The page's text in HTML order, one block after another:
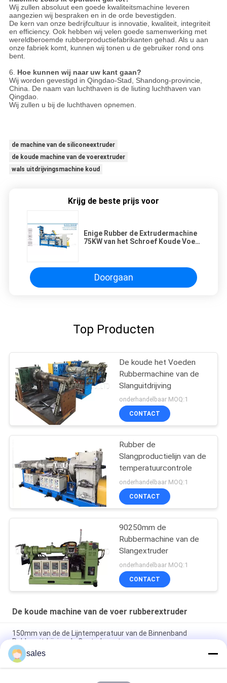
Wij zullen absoluut een goede kwaliteitsmachine leveren
aangezien wij bespraken en in de orde bevestigden.
De kern van onze bedrijfcultuur is innovatie, kwaliteit, integriteit
en efficiency. Ook hebben wij velen goede samenwerking met
wereldberoemde rubberproductiefabrikanten gehad. Als u aan
onze fabriek komt, kunnen wij tonen u de gebruiker rond ons
bent.
6. Hoe kunnen wij naar uw kant gaan?
Wij worden gevestigd in Qingdao-Stad, Shandong-provincie,
China. De naam van luchthaven is de liuting luchthaven van
Qingdao.
Wij zullen u bij de luchthaven opnemen.
de machine van de siliconeextruder
de koude machine van de voerextruder
wals uitdrijvingsmachine koud
Krijg de beste prijs voor
Enige Rubber de Extrudermachine
75KW van het Schroef Koude Voer
Doorgaan
Top Producten
De koude het Voeden
Rubbermachine van de
Slanguitdrijving
onderhandelbaar MOQ:1
CONTACT
Rubber de
Slangproductielijn van de
temperatuurcontrole
onderhandelbaar MOQ:1
CONTACT
90250mm de
Rubbermachine van de
Slangextruder
onderhandelbaar MOQ:1
CONTACT
De koude machine van de voer rubberextruder
150mm van de de Lijntemperatuur van de Binnenband
Rubberuitdrijving de Controlesysteem
Van de het Voer Rubberextruder van strokenbuizen de Koude
Pomp van de de Machineomloop
sales